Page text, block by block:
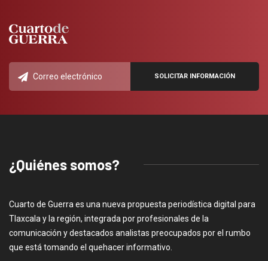
¿Quiénes somos?
Cuarto de Guerra es una nueva propuesta periodística digital para
Tlaxcala y la región, integrada por profesionales de la
comunicación y destacados analistas preocupados por el rumbo
que está tomando el quehacer informativo.